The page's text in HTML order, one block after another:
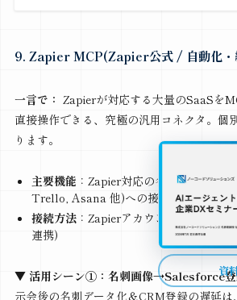
9. Zapier MCP(Zapier公式 / 自動化・
一言で： Zapierが対応する大量のSaaSを
直接操作できる、究極の汎用コネクタ。個
ります。
主要機能 ：Zapier対応の各種
Trello, Asana 他)への接続
接続方法：Zapierアカウント＋AI
連携)
▼ 活用シーン①：名刺画像→Salesforce登
示会後の名刺データ化＆CRM登録の遅延
資